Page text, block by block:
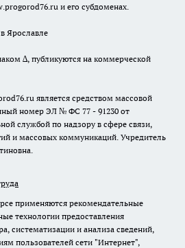
и его субдоменах.
Ярославле
∆, публикуются на коммерческой
является средством массовой
номер ЭЛ № ФС 77 - 91230 от
службой по надзору в сфере связи,
и массовых коммуникаций. Учредитель
применяются рекомендательные
технологии предоставления
систематизации и анализа сведений,
пользователей сети "Интернет",